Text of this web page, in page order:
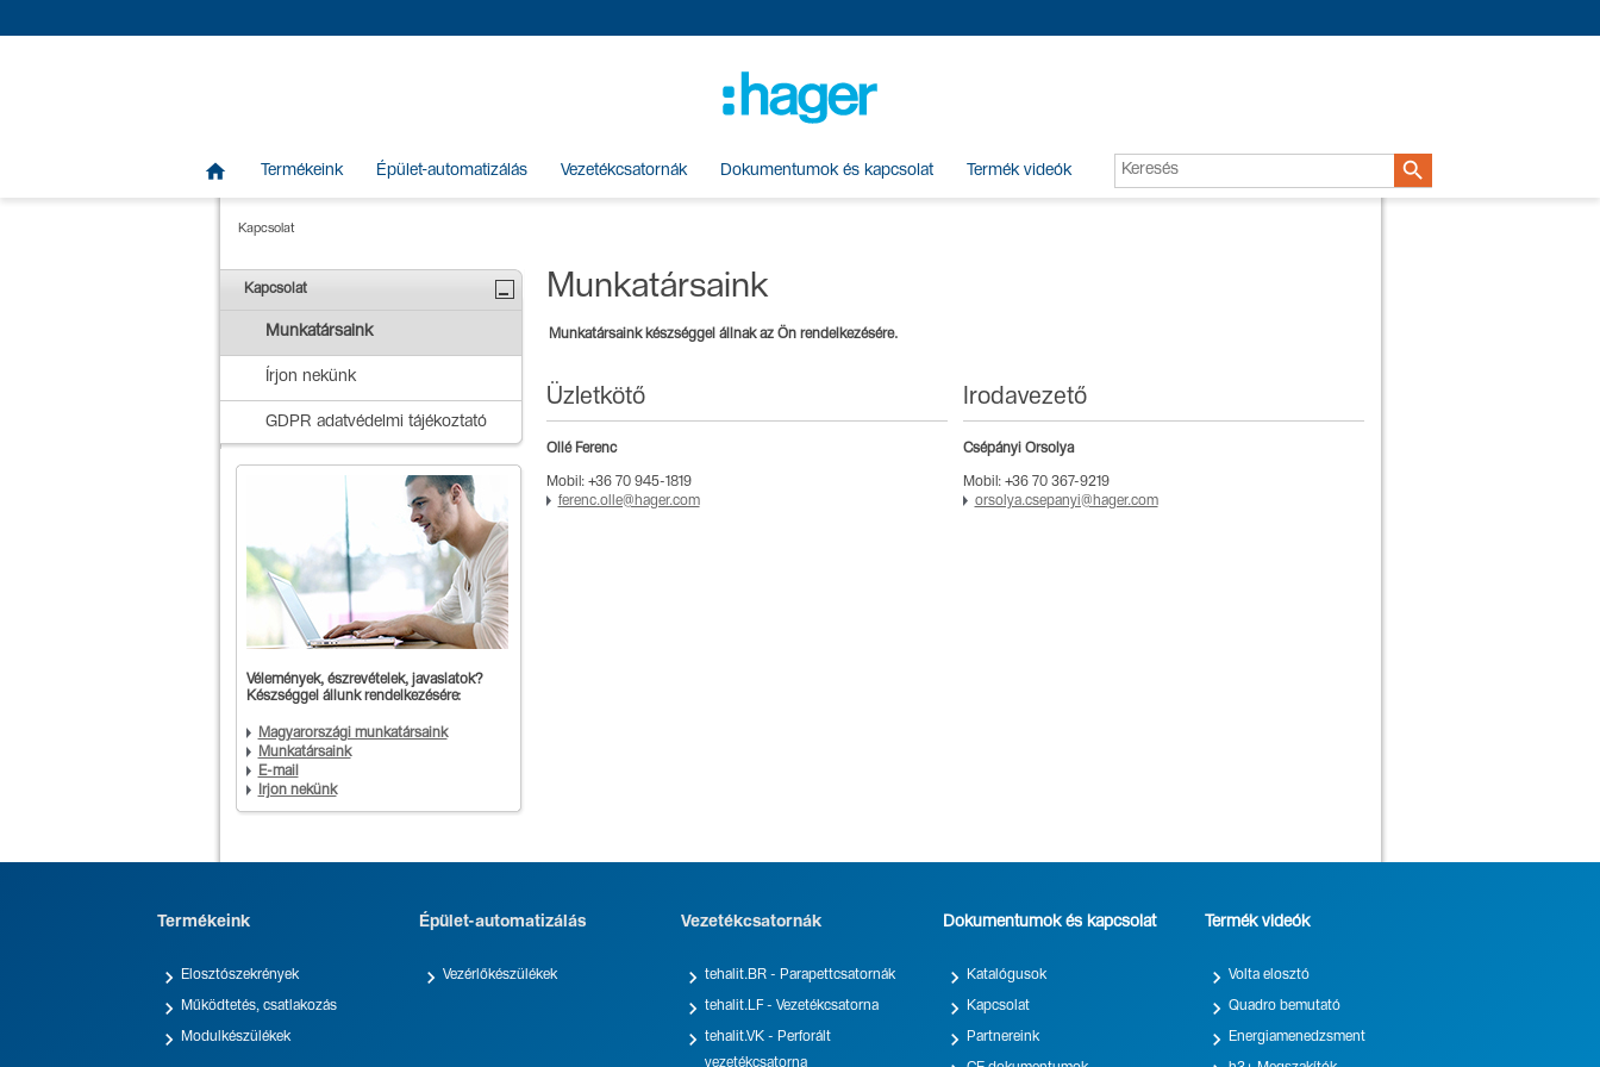
 Termékeink Épület-automatizálás Vezetékcsatornák Dokumentumok és kapcsolat Termék videók 
Kapcsolat
Kapcsolat
Munkatársaink
Írjon nekünk
GDPR adatvédelmi tájékoztató
Vélemények, észrevételek, javaslatok?
Készséggel állunk rendelkezésére:
Magyarországi munkatársaink
Munkatársaink
E-mail
Írjon nekünk
Munkatársaink
Munkatársaink készséggel állnak az Ön rendelkezésére.
Üzletkötő
Ollé Ferenc
Mobil: +36 70 945-1819
ferenc.olle@hager.com
Irodavezető
Csépányi Orsolya
Mobil: +36 70 367-9219
orsolya.csepanyi@hager.com
Termékeink
 Elosztószekrények
 Működtetés, csatlakozás
 Modulkészülékek
Épület-automatizálás
 Vezérlőkészülékek
Vezetékcsatornák
 tehalit.BR - Parapettcsatornák
 tehalit.LF - Vezetékcsatorna
 tehalit.VK - Perforált
vezetékcsatorna
Dokumentumok és kapcsolat
 Katalógusok
 Kapcsolat
 Partnereink
Termék videók
 Volta elosztó
 Quadro bemutató
 Energiamenedzsment